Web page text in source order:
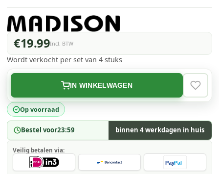
€19.99Incl. BTW
Op voorraad
Bestel voor23:59 binnen 4 werkdagen in huis
Wordt verkocht per set van 4 stuks
IN WINKELWAGEN
Veilig betalen via:
PayPal